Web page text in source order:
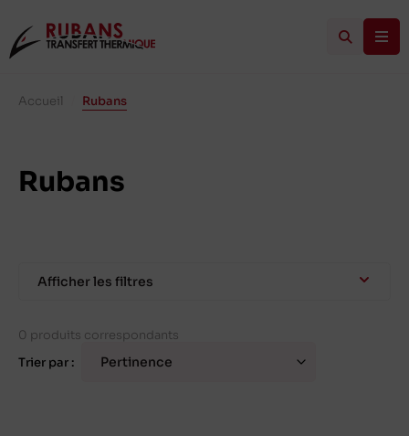
Rubans
Accueil Rubans
Afficher les filtres
0 produits correspondants
Trier par :